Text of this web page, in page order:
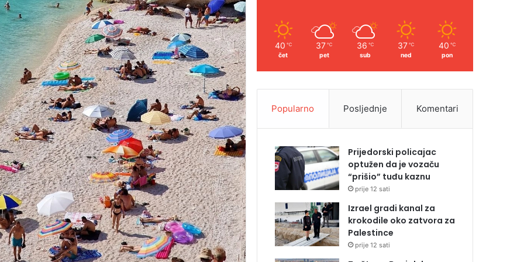
40 ℃
čet
37 ℃
pet
36 ℃
sub
37 ℃
ned
40 ℃
pon
Popularno Posljednje Komentari
Prijedorski policajac
optužen da je vozaču
“prišio” tuđu kaznu
prije 12 sati
Izrael gradi kanal za
krokodile oko zatvora za
Palestince
prije 12 sati